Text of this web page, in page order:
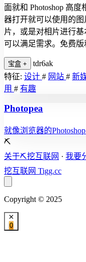
面就和 Photoshop 高
器打开就可以使用的
片，或是对相片进行
可以满足需求。免费版
宝盒 +
tdr6ak
特征: 设计 # 网站 # 新
用 # 有趣
Photopea
就像浏览器的
⛏️
关于⛏️挖互联网 · 我要
挖互联网 Tigg.cc
Copyright © 2025
0